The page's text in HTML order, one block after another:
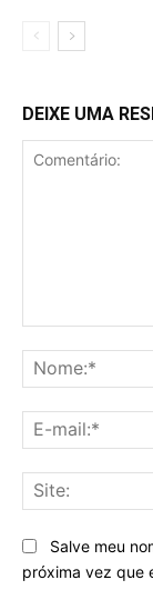
DEIXE UMA
Salve meu
próxima vez que